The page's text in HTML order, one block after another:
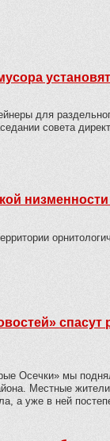
для
совета
низменности
спасут
Осечки» мы
Местные
а уже в ней